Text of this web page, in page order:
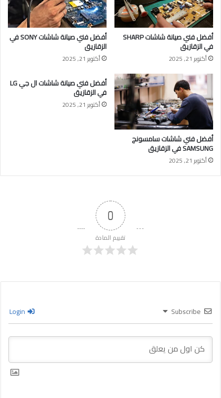
أفضل فني صيانة شاشات SHARP
في الزقازيق
أكتوبر 21, 2025
أفضل فني صيانة شاشات SONY في
الزقازيق
أكتوبر 21, 2025
أفضل فني شاشات سامسونج
SAMSUNG في الزقازيق
أكتوبر 21, 2025
أفضل فني صيانة شاشات ال جي LG
في الزقازيق
أكتوبر 21, 2025
0
تقييم المادة
Subscribe